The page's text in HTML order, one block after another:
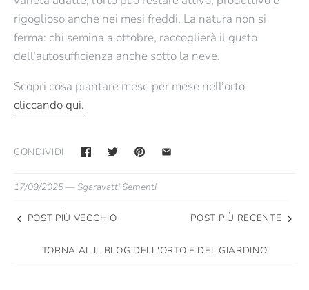
rigoglioso anche nei mesi freddi. La natura non si
ferma: chi semina a ottobre, raccoglierà il gusto
dell’autosufficienza anche sotto la neve.
Scopri cosa piantare mese per mese nell'orto
cliccando qui.
CONDIVIDI
17/09/2025 —Sgaravatti Sementi
POST PIÙ VECCHIO
TORNA AL IL BLOG DELL'ORTO E DEL GIARDINO
POST PIÙ RECENTE